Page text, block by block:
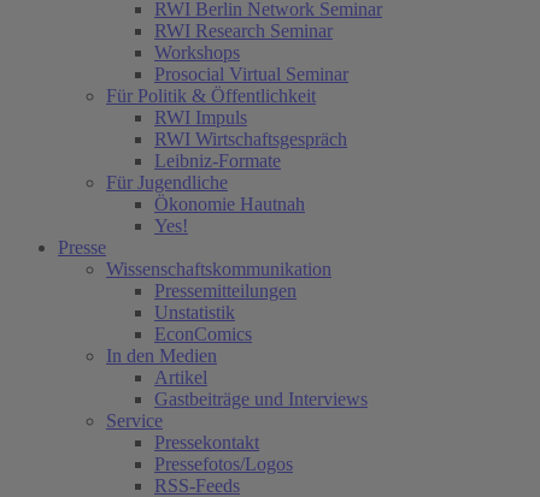
RWI Berlin Network Seminar
RWI Research Seminar
Workshops
Prosocial Virtual Seminar
Für Politik & Öffentlichkeit
RWI Impuls
RWI Wirtschaftsgespräch
Leibniz-Formate
Für Jugendliche
Ökonomie Hautnah
Yes!
Presse
Wissenschaftskommunikation
Pressemitteilungen
Unstatistik
EconComics
In den Medien
Artikel
Gastbeiträge und Interviews
Service
Pressekontakt
Pressefotos/Logos
RSS-Feeds